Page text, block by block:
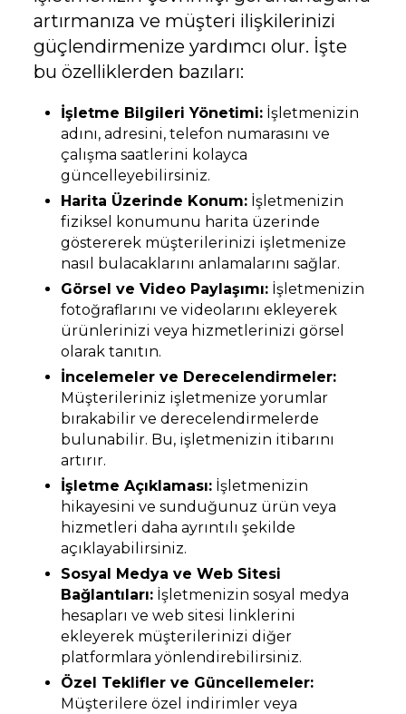
artırmanıza ve müşteri ilişkilerinizi
güçlendirmenize yardımcı olur. İşte
bu özelliklerden bazıları:
İşletme Bilgileri Yönetimi: İşletmenizin
adını, adresini, telefon numarasını ve
çalışma saatlerini kolayca
güncelleyebilirsiniz.
Harita Üzerinde Konum: İşletmenizin
fiziksel konumunu harita üzerinde
göstererek müşterilerinizi işletmenize
nasıl bulacaklarını anlamalarını sağlar.
Görsel ve Video Paylaşımı: İşletmenizin
fotoğraflarını ve videolarını ekleyerek
ürünlerinizi veya hizmetlerinizi görsel
olarak tanıtın.
İncelemeler ve Derecelendirmeler:
Müşterileriniz işletmenize yorumlar
bırakabilir ve derecelendirmelerde
bulunabilir. Bu, işletmenizin itibarını
artırır.
İşletme Açıklaması: İşletmenizin
hikayesini ve sunduğunuz ürün veya
hizmetleri daha ayrıntılı şekilde
açıklayabilirsiniz.
Sosyal Medya ve Web Sitesi
Bağlantıları: İşletmenizin sosyal medya
hesapları ve web sitesi linklerini
ekleyerek müşterilerinizi diğer
platformlara yönlendirebilirsiniz.
Özel Teklifler ve Güncellemeler:
Müşterilere özel indirimler veya